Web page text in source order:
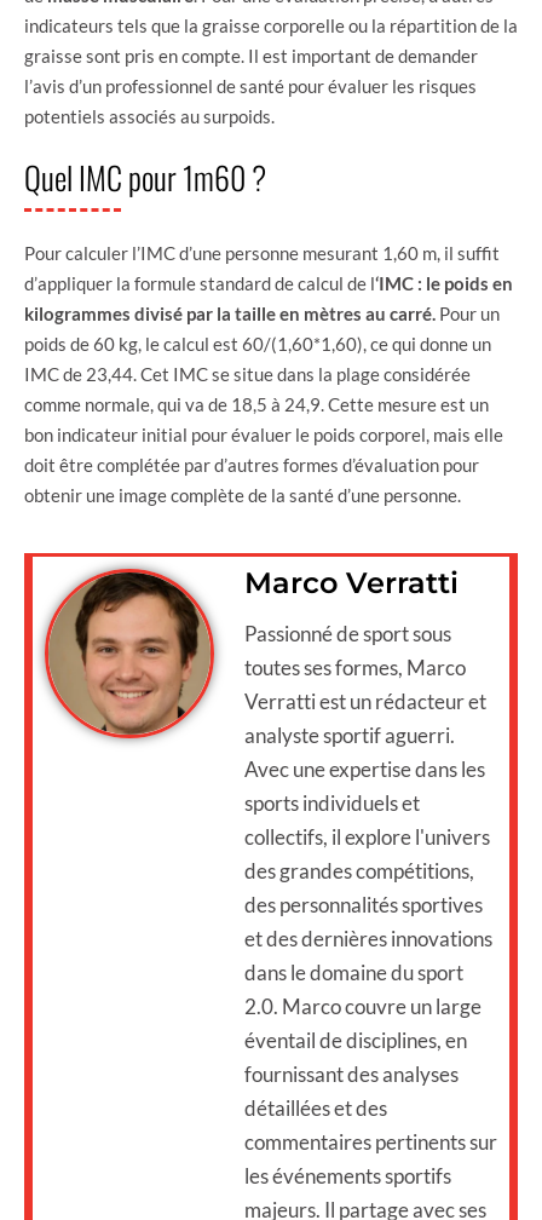
indicateurs tels que la graisse corporelle ou la répartition de la
graisse sont pris en compte. Il est important de demander
l’avis d’un professionnel de santé pour évaluer les risques
potentiels associés au surpoids.
Quel IMC pour 1m60 ?
Pour calculer l’IMC d’une personne mesurant 1,60 m, il suffit
d’appliquer la formule standard de calcul de l‘IMC : le poids en
kilogrammes divisé par la taille en mètres au carré. Pour un
poids de 60 kg, le calcul est 60/(1,60*1,60), ce qui donne un
IMC de 23,44. Cet IMC se situe dans la plage considérée
comme normale, qui va de 18,5 à 24,9. Cette mesure est un
bon indicateur initial pour évaluer le poids corporel, mais elle
doit être complétée par d’autres formes d’évaluation pour
obtenir une image complète de la santé d’une personne.
Marco Verratti
Passionné de sport sous
toutes ses formes, Marco
Verratti est un rédacteur et
analyste sportif aguerri.
Avec une expertise dans les
sports individuels et
collectifs, il explore l'univers
des grandes compétitions,
des personnalités sportives
et des dernières innovations
dans le domaine du sport
2.0. Marco couvre un large
éventail de disciplines, en
fournissant des analyses
détaillées et des
commentaires pertinents sur
les événements sportifs
majeurs. Il partage avec ses